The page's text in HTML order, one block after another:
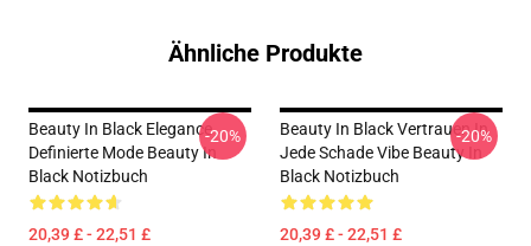
Ähnliche Produkte
Beauty In Black Elegance
Definierte Mode Beauty In
Black Notizbuch
20,39 £ - 22,51 £
-20%
Beauty In Black Vertrauen In
Jede Schade Vibe Beauty In
Black Notizbuch
20,39 £ - 22,51 £
-20%